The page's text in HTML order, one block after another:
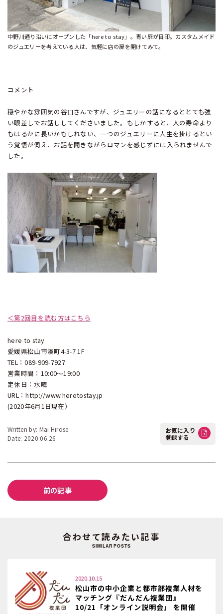
中野川通り沿いにオープンした「here to stay」。青い扉が目印。カスタムメイド
のジュエリーを考えている人は、気軽に店の扉を開けてみて。
コメント
穏やかな雰囲気の谷口さんですが、ジュエリーの話になるととても強
い眼差しでお話ししてくださいました。もしかすると、人の寿命より
もはるかに長いかもしれない、一つのジュエリーに人生を掛けるとい
う覚悟が伺え、お話を聞きながらロマンを感じずには入られませんで
した。
＜第2回目を読む方はこちら
here to stay
愛媛県松山市湊町4-3-7 1F
TEL：089-909-7927
営業時間：10:00〜19:00
定休日：水曜
URL：http://www.heretostay.jp
(2020年6月1日現在）
Written by: Mai Hirose
Date: 2020.06.26
お気に入り
登録する
前の記事
合わせて読みたい記事
SIMILAR POSTS
2020.10.15
松山市の中小企業と都市部複業人材を
マッチング『だんだん複業団』
10/21「オンライン説明会」 を開催